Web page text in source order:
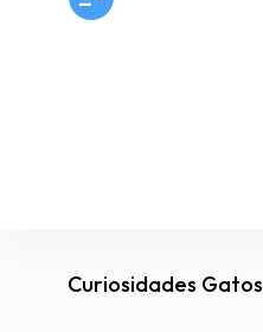
Curiosidades Gatos